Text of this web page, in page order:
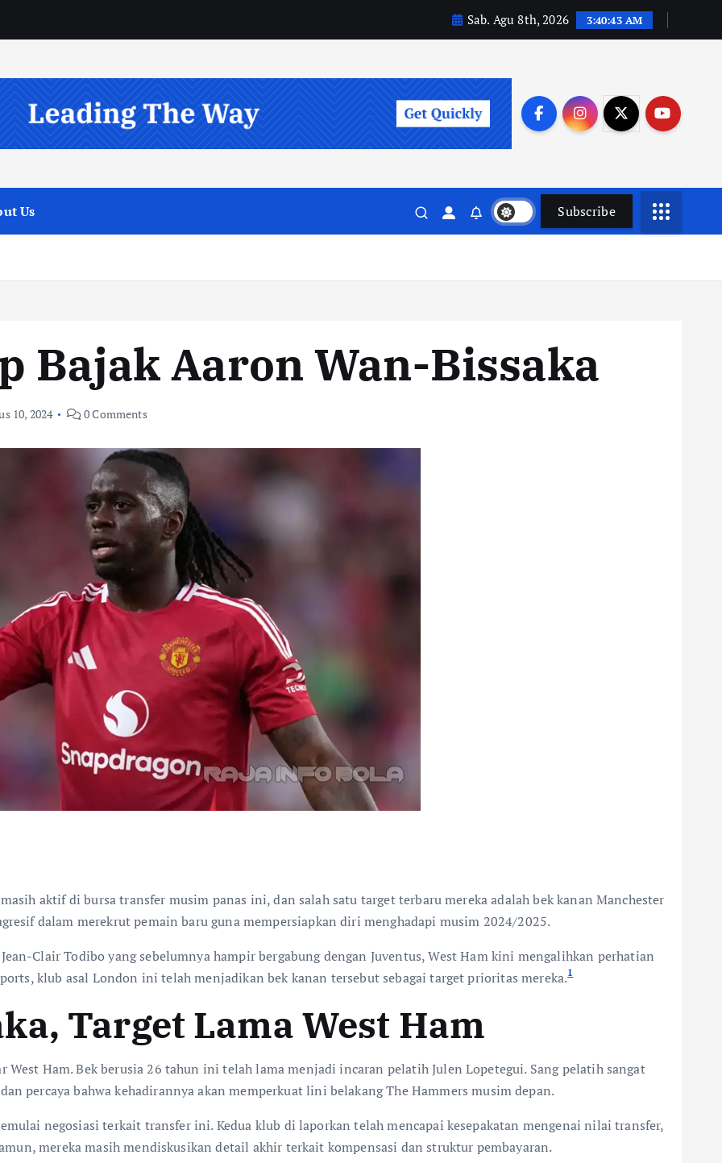
Sab. Agu 8th, 2026 3:40:44 AM
Us Subscribe
Bajak Aaron Wan-Bissaka
10, 2024 0 Comments
aktif di bursa transfer musim panas ini, dan salah satu target terbaru mereka adalah bek kanan Manchester
dalam merekrut pemain baru guna mempersiapkan diri menghadapi musim 2024/2025.
Clair Todibo yang sebelumnya hampir bergabung dengan Juventus, West Ham kini mengalihkan perhatian
klub asal London ini telah menjadikan bek kanan tersebut sebagai target prioritas mereka.1
Target Lama West Ham
West Ham. Bek berusia 26 tahun ini telah lama menjadi incaran pelatih Julen Lopetegui. Sang pelatih sangat
percaya bahwa kehadirannya akan memperkuat lini belakang The Hammers musim depan.
negosiasi terkait transfer ini. Kedua klub di laporkan telah mencapai kesepakatan mengenai nilai transfer,
mereka masih mendiskusikan detail akhir terkait kompensasi dan struktur pembayaran.